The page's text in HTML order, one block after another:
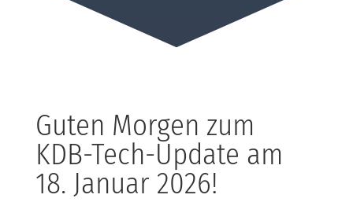
Guten Morgen zum
KDB-Tech-Update am
18. Januar 2026!